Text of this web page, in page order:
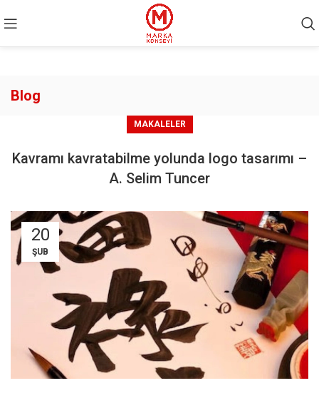
Blog
MAKALELER
Kavramı kavratabilme yolunda logo tasarımı –
A. Selim Tuncer
20
ŞUB